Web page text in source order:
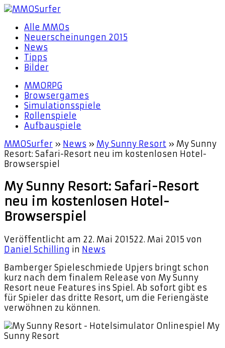
Alle MMOs
Neuerscheinungen 2015
News
Tipps
Bilder
MMORPG
Browsergames
Simulationsspiele
Rollenspiele
Aufbauspiele
MMOSurfer » News » My Sunny Resort » My Sunny
Resort: Safari-Resort neu im kostenlosen Hotel-
Browserspiel
My Sunny Resort: Safari-Resort
neu im kostenlosen Hotel-
Browserspiel
Veröffentlicht am 22. Mai 201522. Mai 2015 von
Daniel Schilling in News
Bamberger Spieleschmiede Upjers bringt schon
kurz nach dem finalem Release von My Sunny
Resort neue Features ins Spiel. Ab sofort gibt es
für Spieler das dritte Resort, um die Feriengäste
verwöhnen zu können.
My
Sunny Resort